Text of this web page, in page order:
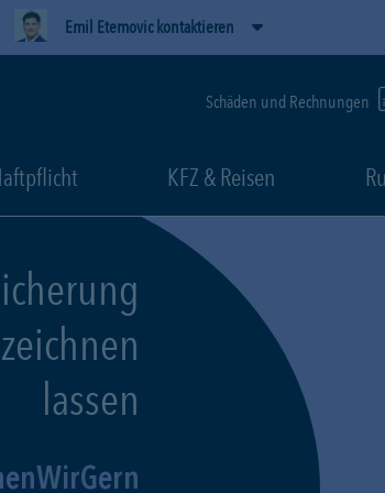
Emil Etemovic kontaktieren
Schäden und Rechnungen
KFZ & Reisen
lassen